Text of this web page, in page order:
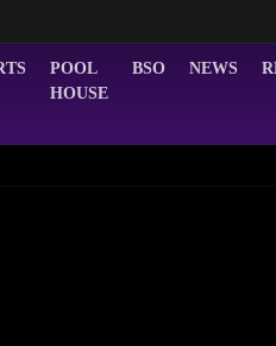
POOL
HOUSE
BSO NEWS